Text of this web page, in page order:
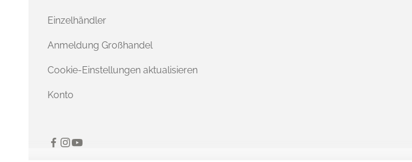
Einzelhändler
Anmeldung Großhandel
Cookie-Einstellungen aktualisieren
Konto